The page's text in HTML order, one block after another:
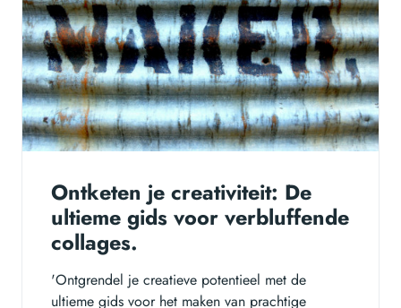
Ontketen je creativiteit: De
ultieme gids voor verbluffende
collages.
'Ontgrendel je creatieve potentieel met de
ultieme gids voor het maken van prachtige